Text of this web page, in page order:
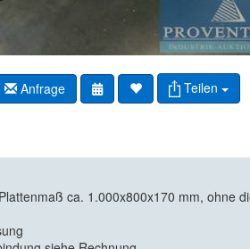
Anfrage Teilen
ca. 1.000x800x170 mm, ohne